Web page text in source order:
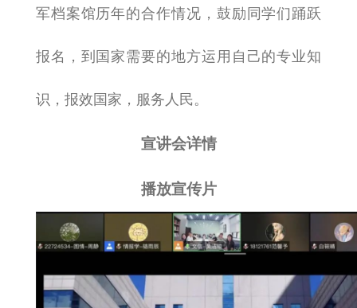
军档案馆历年的合作情况，鼓励同学们踊跃
报名，到国家需要的地方运用自己的专业知
识，报效国家，服务人民。
宣讲会详情
播放宣传片